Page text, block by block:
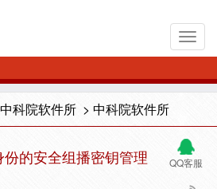
中科院软件所 > 中科院软件所
QQ客服
份的安全组播密钥管理